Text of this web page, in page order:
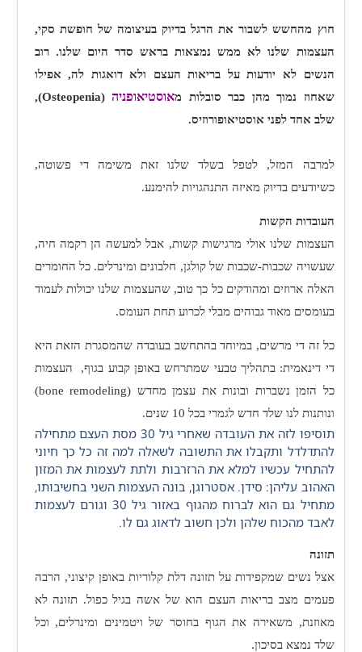
חוץ מהחשש לשבור את הרגל בדיוק בעיצומה של חופשת סקי,
העצמות שלנו לא ממש נמצאות בראש סדר היום שלנו. רוב
הנשים לא יודעות על בריאות העצם ולא דואגות לה, אפילו
שאחוז נמוך מהן כבר סובלות מאוסטיאופניה(
Osteopenia
),
שלב אחד לפני אוסטיאופורוזיס.
למרבה המזל, לטפל בשלד שלנו זאת משימה די פשוטה,
כשיודעים בדיוק מאיזה התנהגויות להימנע.
העובדות הקשות
העצמות שלנו אולי מרגישות קשות, אבל למעשה הן רקמה חיה,
שעשויה שכבות-שכבות של קולגן, חלבונים ומינרלים. כל החומרים
האלה ארוזים ומהודקים כל כך טוב, שהעצמות שלנו יכולות לעמוד
בעומסים מאוד גבוהים מבלי לכרוע תחת העומס.
כל זה די מרשים, במיוחד בהתחשב בעובדה שהמסגרת הזאת היא
די דינאמית: בתהליך טבעי שמתרחש באופן קבוע בגוף,
העצמות
כל הזמן נשברות ובונות את עצמן מחדש (bone remodeling
)
ונותנות לנו שלד חדש לגמרי בכל 10 שנים.
תוסיפו לזה את העובדה שאחרי גיל 30 מסת העצם מתחילה
להתדלדל ותקבלו את התשובה לשאלה למה זה כל כך חיוני
להתחיל עכשיו למלא את הרזרבות ולתת לעצמות את המזון
האהוב עליהן: סידן. אסטרוגן, בונה העצמות השני בחשיבותו,
מתחיל גם הוא לברוח מהגוף באזור גיל 30 וגורם לעצמות
לאבד מהכוח שלהן ולכן חשוב לדאוג גם לו.
תזונה
אצל נשים שמקפידות על תזונה דלת קלוריות באופן קיצוני, הרבה
פעמים מצב בריאות העצם הוא של אשה בגיל כפול. תזונה לא
מאוזנת, משאירה את הגוף בחוסר של ויטמינים ומינרלים, וכל
שלד נמצא בסיכון.